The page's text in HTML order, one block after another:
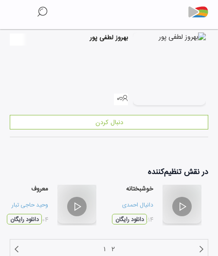
بهروز لطفی پور
۰
دنبال کردن
در نقشتنظیم‌کننده
خوشبختانه
دانیال احمدی
۰۲:۱۴دانلود رایگان
معروف
وحید حاجی تبار
۰۳:۰۴دانلود رایگان
۱ ۲